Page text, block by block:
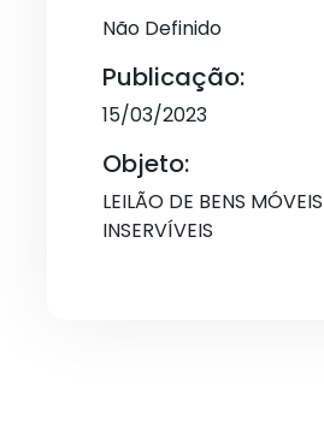
Não Definido
Publicação:
15/03/2023
Objeto:
LEILÃO DE BENS MÓVEIS
INSERVÍVEIS